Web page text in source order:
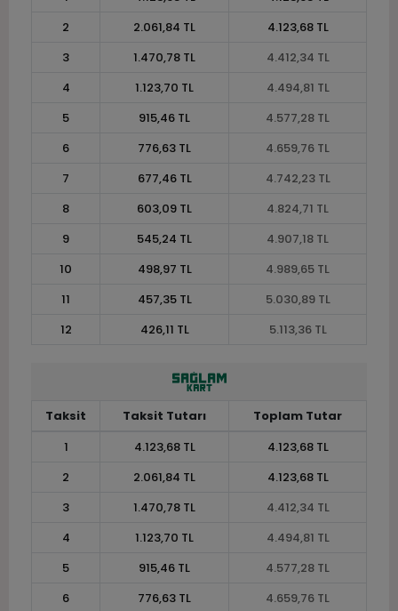
2
2.061,84 TL
4.123,68 TL
3
1.470,78 TL
4.412,34 TL
4
1.123,70 TL
4.494,81 TL
5
915,46 TL
4.577,28 TL
6
776,63 TL
4.659,76 TL
7
677,46 TL
4.742,23 TL
8
603,09 TL
4.824,71 TL
9
545,24 TL
4.907,18 TL
10
498,97 TL
4.989,65 TL
11
457,35 TL
5.030,89 TL
12
426,11 TL 5.113,36 TL
Taksit Taksit Tutarı
Toplam Tutar
1
4.123,68 TL
4.123,68 TL
2
2.061,84 TL
4.123,68 TL
3
1.470,78 TL
4.412,34 TL
4
1.123,70 TL
4.494,81 TL
5
915,46 TL
4.577,28 TL
6
776,63 TL
4.659,76 TL